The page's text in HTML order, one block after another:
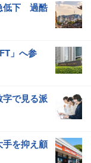
低下 過酷
」へ参
で見る派
を抑え顧